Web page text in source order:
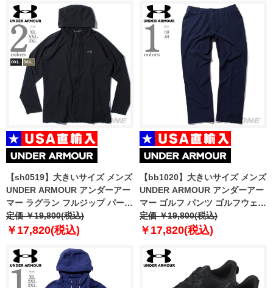
【sh0519】大きいサイズ メンズ
UNDER ARMOUR アンダーアー
マー ラグラン フルジップ パーカ
ー ウィンドブレーカー USA直輸
入 1370499
定価 ￥19,800(税込)
￥17,820(税込)
【bb1020】大きいサイズ メンズ
UNDER ARMOUR アンダーアー
マー ゴルフ パンツ ゴルフウェア
USA直輸入 1364407
定価 ￥19,800(税込)
￥17,820(税込)